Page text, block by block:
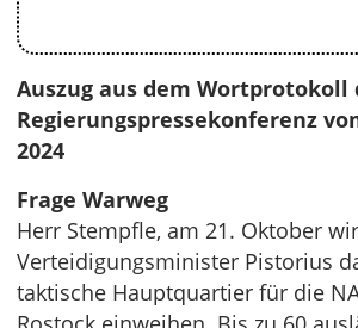
Auszug aus dem Wortprotokoll
Regierungspressekonferenz
2024
Frage Warweg
Herr Stempfle, am 21. Oktober
Verteidigungsminister Pistorius
taktische Hauptquartier für die